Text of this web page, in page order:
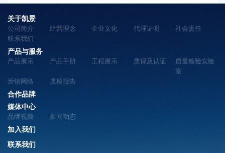
关于凯景
公司简介 经营理念 企业文化 代理证明
社会责任
联系我们
产品与服务
产品展示 产品手册 工程展示 质保及认证
质量检验实验
室
营销网络
质检报告
合作品牌
媒体中心
品牌视频 新闻动态
加入我们
联系我们